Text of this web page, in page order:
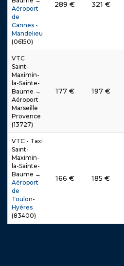
Aéroport
de
Cannes -
Mandelieu
(06150)
289 € 321 €
VTC
Saint-
Maximin-
la-Sainte-
Baume →
Aéroport
Marseille
Provence
(13727)
177€ 197€
VTC - Taxi
Saint-
Maximin-
la-Sainte-
Baume →
Aéroport
de
Toulon-
Hyères
(83400)
166 € 185 €